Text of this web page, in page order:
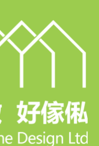
FB Inbox 索取免費設計圖::
🏢傢俬陳列室: 沙田石門京瑞廣
👆馬鐡線石門站C出行步行1分